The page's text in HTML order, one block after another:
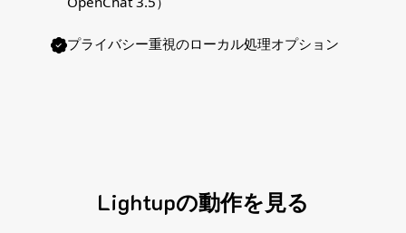
プライバシー重視のローカル処理オプション
Lightupの動作を見る